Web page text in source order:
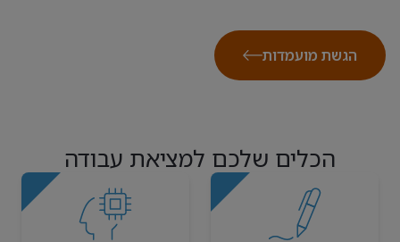
הגשת מועמדות
הכלים שלכם למציאת עבודה